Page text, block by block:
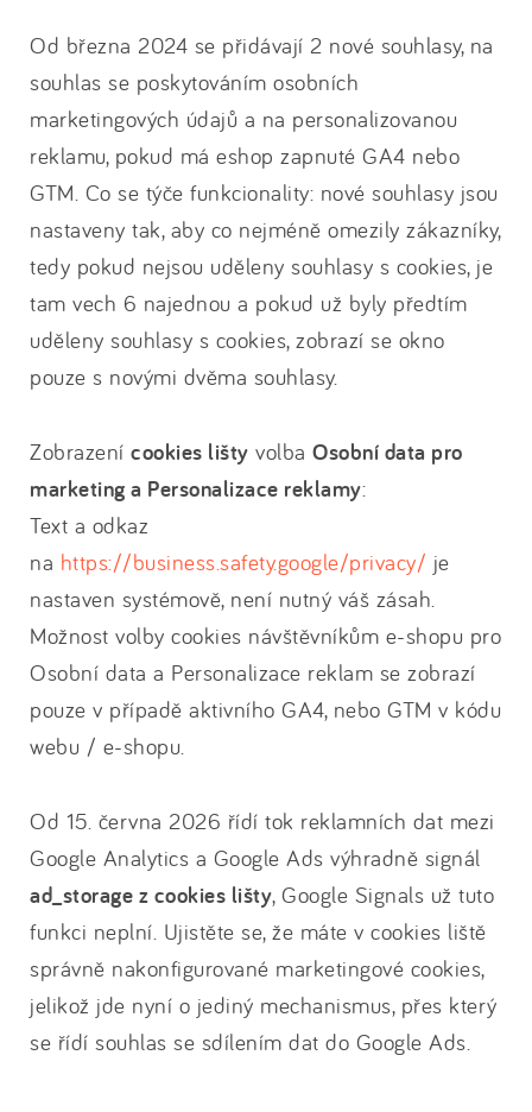
Od března 2024 se přidávají 2 nové souhlasy, na
souhlas se poskytováním osobních
marketingových údajů a na personalizovanou
reklamu, pokud má eshop zapnuté GA4 nebo
GTM. Co se týče funkcionality: nové souhlasy jsou
nastaveny tak, aby co nejméně omezily zákazníky,
tedy pokud nejsou uděleny souhlasy s cookies, je
tam vech 6 najednou a pokud už byly předtím
uděleny souhlasy s cookies, zobrazí se okno
pouze s novými dvěma souhlasy.
Zobrazení cookies lišty volba Osobní data pro
marketing a Personalizace reklamy:
Text a odkaz
na https://business.safety.google/privacy/ je
nastaven systémově, není nutný váš zásah.
Možnost volby cookies návštěvníkům e-shopu pro
Osobní data a Personalizace reklam se zobrazí
pouze v případě aktivního GA4, nebo GTM v kódu
webu / e-shopu.
Od 15. června 2026 řídí tok reklamních dat mezi
Google Analytics a Google Ads výhradně signál
ad_storage z cookies lišty, Google Signals už tuto
funkci neplní. Ujistěte se, že máte v cookies liště
správně nakonfigurované marketingové cookies,
jelikož jde nyní o jediný mechanismus, přes který
se řídí souhlas se sdílením dat do Google Ads.